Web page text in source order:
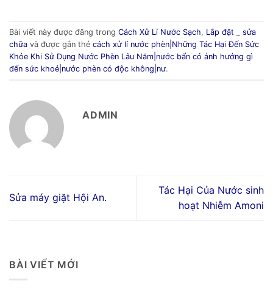
Bài viết này được đăng trong Cách Xử Lí Nước Sạch, Lắp đặt _ sửa
chữa và được gắn thẻ cách xử lí nước phèn|Những Tác Hại Đến Sức
Khỏe Khi Sử Dụng Nước Phèn Lâu Năm|nước bẩn có ảnh hưởng gì
đến sức khoẻ|nước phèn có độc không|nư.
ADMIN
Sửa máy giặt Hội An.
Tác Hại Của Nước sinh
hoạt Nhiễm Amoni
BÀI VIẾT MỚI